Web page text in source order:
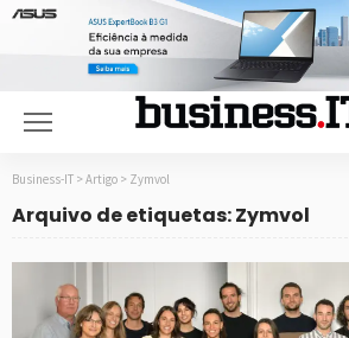
Business-IT > Artigo > Zymvol
Arquivo de etiquetas: Zymvol